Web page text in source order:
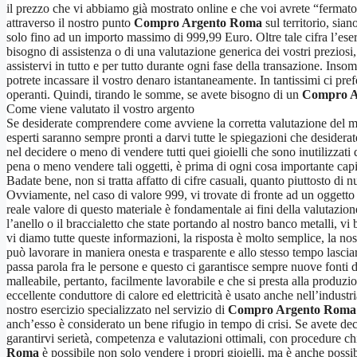
il prezzo che vi abbiamo già mostrato online e che voi avrete
attraverso il nostro punto Compro Argento Roma sul territorio,
solo fino ad un importo massimo di 999,99 Euro. Oltre tale cifra
bisogno di assistenza o di una valutazione generica dei vostri
assistervi in tutto e per tutto durante ogni fase della transazione.
potrete incassare il vostro denaro istantaneamente. In tantissimi ci
operanti. Quindi, tirando le somme, se avete bisogno di un Compro
Come viene valutato il vostro argento
Se desiderate comprendere come avviene la corretta valutazione del
esperti saranno sempre pronti a darvi tutte le spiegazioni che
nel decidere o meno di vendere tutti quei gioielli che sono inutilizzati
pena o meno vendere tali oggetti, è prima di ogni cosa importante
Badate bene, non si tratta affatto di cifre casuali, quanto piuttosto di
Ovviamente, nel caso di valore 999, vi trovate di fronte ad un
reale valore di questo materiale è fondamentale ai fini della
l’anello o il braccialetto che state portando al nostro banco metalli,
vi diamo tutte queste informazioni, la risposta è molto semplice, la
può lavorare in maniera onesta e trasparente e allo stesso tempo
passa parola fra le persone e questo ci garantisce sempre nuove
malleabile, pertanto, facilmente lavorabile e che si presta alla
eccellente conduttore di calore ed elettricità è usato anche
nostro esercizio specializzato nel servizio di Compro Argento Roma
anch’esso è considerato un bene rifugio in tempo di crisi. Se avete
garantirvi serietà, competenza e valutazioni ottimali, con procedure
Roma è possibile non solo vendere i propri gioielli, ma è anche